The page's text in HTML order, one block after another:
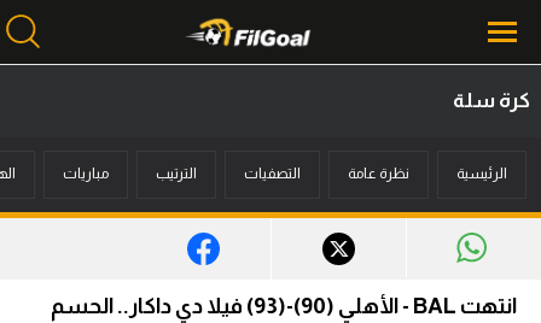
أخبار
كرة سلة
الرئيسية نظرة عامة التصفيات الترتيب مباريات
انتهت BAL - الأهلي (90)-(93) فيلا دي داكار.. الحسم